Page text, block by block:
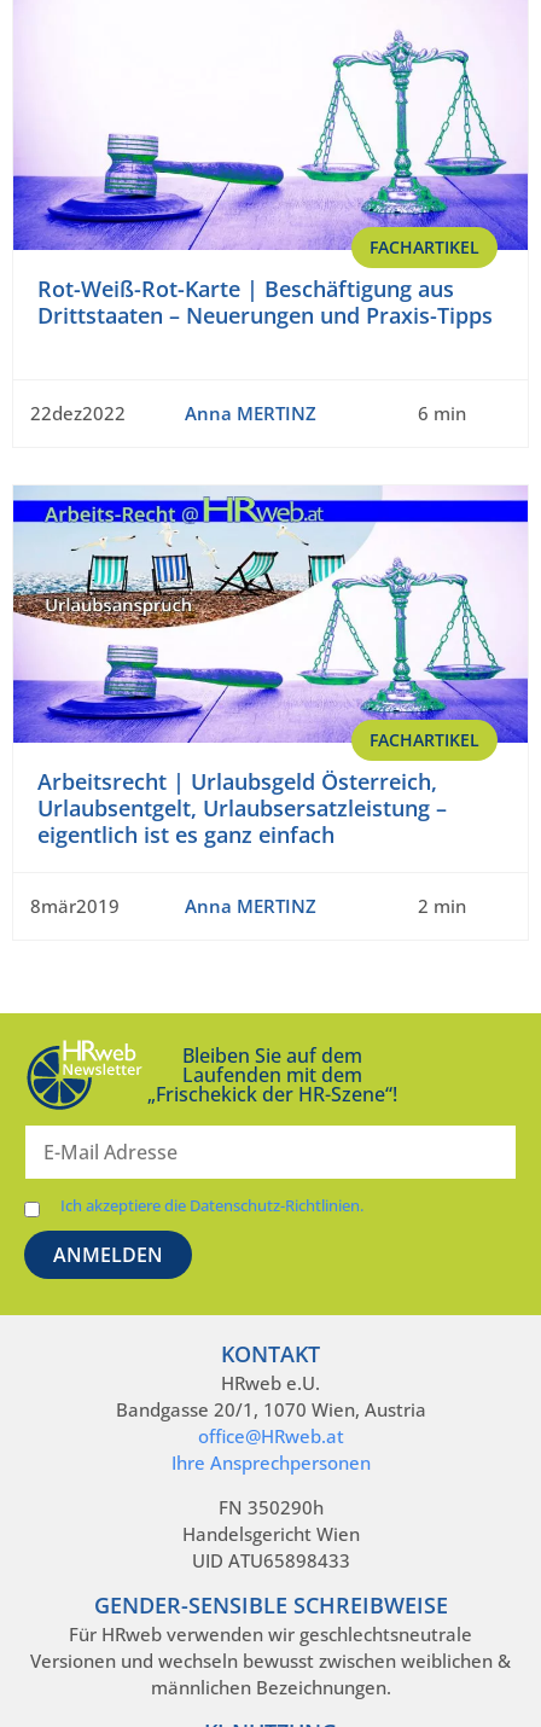
FACHARTIKEL
Rot-Weiß-Rot-Karte | Beschäftigung aus
Drittstaaten – Neuerungen und Praxis-Tipps
22dez2022 Anna MERTINZ 6 min
FACHARTIKEL
Arbeitsrecht | Urlaubsgeld Österreich,
Urlaubsentgelt, Urlaubsersatzleistung –
eigentlich ist es ganz einfach
8mär2019 Anna MERTINZ 2 min
Bleiben Sie auf dem
Laufenden mit dem
„Frischekick der HR-Szene“!
Ich akzeptiere die Datenschutz-Richtlinien.
KONTAKT
HRweb e.U.
Bandgasse 20/1, 1070 Wien, Austria
office@HRweb.at
Ihre Ansprechpersonen
FN 350290h
Handelsgericht Wien
UID ATU65898433
GENDER-SENSIBLE SCHREIBWEISE
Für HRweb verwenden wir geschlechtsneutrale
Versionen und wechseln bewusst zwischen weiblichen &
männlichen Bezeichnungen.